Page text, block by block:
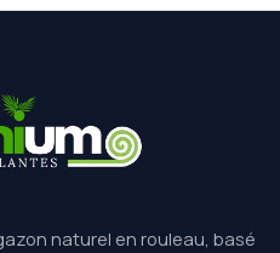
naturel en rouleau, basé